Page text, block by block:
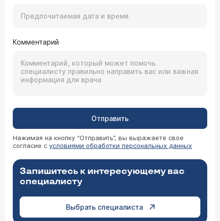
Комментарий
Отправить
Нажимая на кнопку “Отправить”, вы выражаете свое
согласие с условиями обработки персональных данных
Запишитесь к интересующему вас
специалисту
Выбрать специалиста